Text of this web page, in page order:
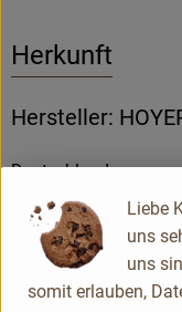
Herkunft
Hersteller:
Deutschland
HOYER GmbH
D 82398 Polling
Liebe
uns
uns
somit erlauben,